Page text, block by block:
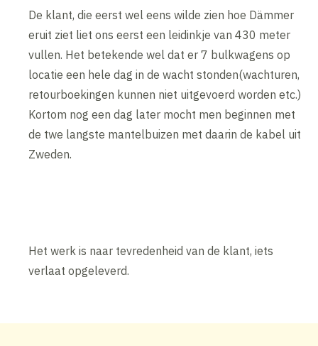
De klant, die eerst wel eens wilde zien hoe Dämmer
eruit ziet liet ons eerst een leidinkje van 430 meter
vullen. Het betekende wel dat er 7 bulkwagens op
locatie een hele dag in de wacht stonden(wachturen,
retourboekingen kunnen niet uitgevoerd worden etc.)
Kortom nog een dag later mocht men beginnen met
de twe langste mantelbuizen met daarin de kabel uit
Zweden.
Het werk is naar tevredenheid van de klant, iets
verlaat opgeleverd.